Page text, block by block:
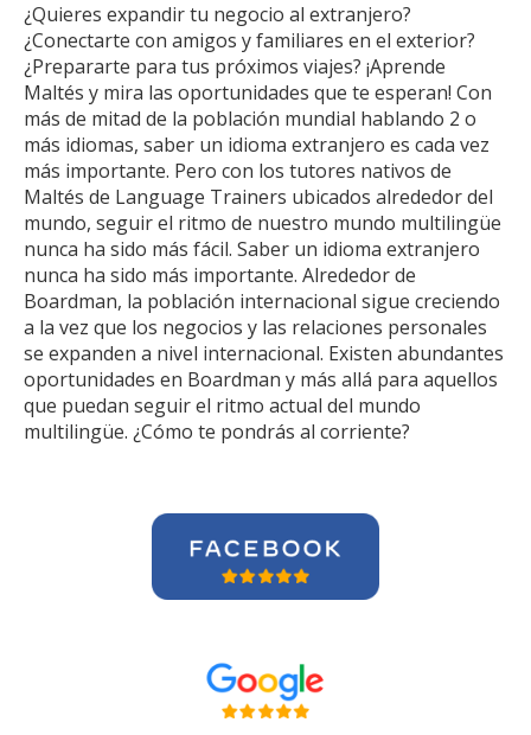
¿Quieres expandir tu negocio al extranjero?
¿Conectarte con amigos y familiares en el exterior?
¿Prepararte para tus próximos viajes? ¡Aprende
Maltés y mira las oportunidades que te esperan! Con
más de mitad de la población mundial hablando 2 o
más idiomas, saber un idioma extranjero es cada vez
más importante. Pero con los tutores nativos de
Maltés de Language Trainers ubicados alrededor del
mundo, seguir el ritmo de nuestro mundo multilingüe
nunca ha sido más fácil. Saber un idioma extranjero
nunca ha sido más importante. Alrededor de
Boardman, la población internacional sigue creciendo
a la vez que los negocios y las relaciones personales
se expanden a nivel internacional. Existen abundantes
oportunidades en Boardman y más allá para aquellos
que puedan seguir el ritmo actual del mundo
multilingüe. ¿Cómo te pondrás al corriente?